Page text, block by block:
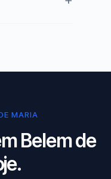
MARIA
Belem de